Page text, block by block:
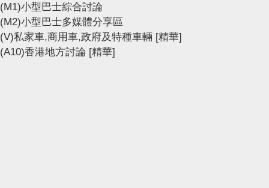
(M1)小型巴士綜合討論
(M2)小型巴士多媒體分享區
(V)私家車,商用車,政府及特種車輛 [精華]
(A10)香港地方討論 [精華]